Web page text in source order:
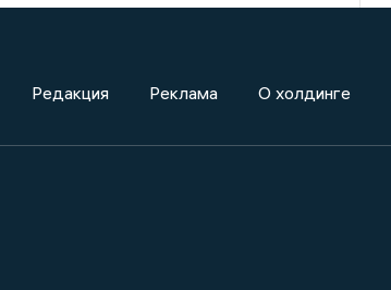
Редакция Реклама О холдинге